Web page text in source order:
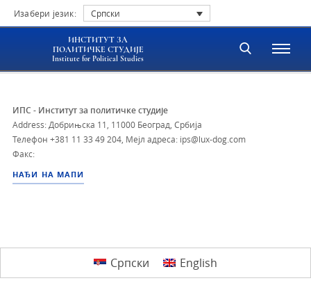
Изабери језик: Српски
ИНСТИТУТ ЗА
ПОЛИТИЧКЕ СТУДИЈЕ
Institute for Political Studies
ИПС - Институт за политичке студије
Address: Добрињска 11, 11000 Београд, Србија
Телефон +381 11 33 49 204 Мејл адреса: ips@lux-dog.com
Факс:
НАЂИ НА МАПИ
Српски English